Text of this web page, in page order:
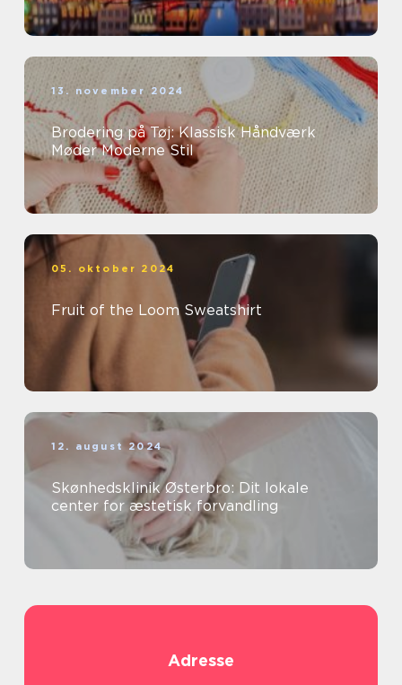
13. november 2024
Brodering på Tøj: Klassisk Håndværk
Møder Moderne Stil
05. oktober 2024
Fruit of the Loom Sweatshirt
12. august 2024
Skønhedsklinik Østerbro: Dit lokale
center for æstetisk forvandling
Adresse